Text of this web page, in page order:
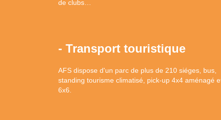
de clubs…
- Transport touristique
AFS dispose d'un parc de plus de 210 siéges, bus,
standing tourisme climatisé, pick-up 4x4 aménagé
6x6.